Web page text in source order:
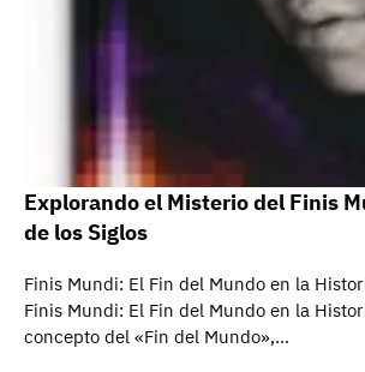
Explorando el Misterio del Finis
de los Siglos
Finis Mundi: El Fin del Mundo en la
Finis Mundi: El Fin del Mundo en la
concepto del «Fin del Mundo»,…